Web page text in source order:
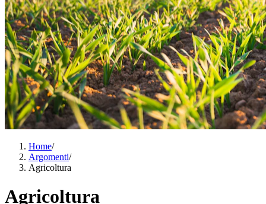
Home/
Argomenti/
Agricoltura
Agricoltura